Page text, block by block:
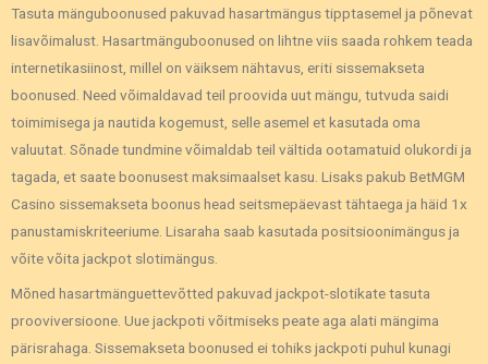
Tasuta mänguboonused pakuvad hasartmängus tipptasemel ja põnevat
lisavõimalust. Hasartmänguboonused on lihtne viis saada rohkem teada
internetikasiinost, millel on väiksem nähtavus, eriti sissemakseta
boonused. Need võimaldavad teil proovida uut mängu, tutvuda saidi
toimimisega ja nautida kogemust, selle asemel et kasutada oma
valuutat. Sõnade tundmine võimaldab teil vältida ootamatuid olukordi ja
tagada, et saate boonusest maksimaalset kasu. Lisaks pakub BetMGM
Casino sissemakseta boonus head seitsmepäevast tähtaega ja häid 1x
panustamiskriteeriume. Lisaraha saab kasutada positsioonimängus ja
võite võita jackpot slotimängus.
Mõned hasartmänguettevõtted pakuvad jackpot-slotikate tasuta
prooviversioone. Uue jackpoti võitmiseks peate aga alati mängima
pärisrahaga. Sissemakseta boonused ei tohiks jackpoti puhul kunagi